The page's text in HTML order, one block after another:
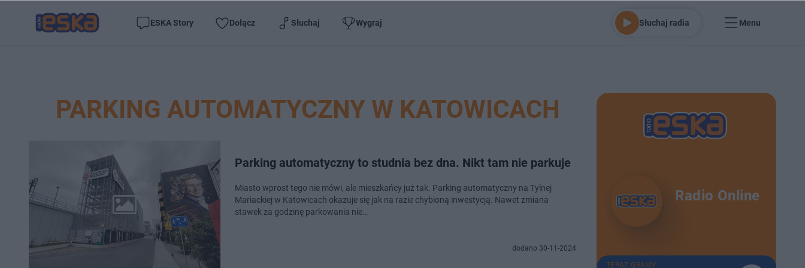
ESKA Story Dołącz Słuchaj Wygraj Słuchaj radia Menu
PARKING AUTOMATYCZNY W KATOWICACH
Parking automatyczny to studnia bez dna. Nikt tam nie parkuje
Miasto wprost tego nie mówi, ale mieszkańcy już tak. Parking automatyczny na Tylnej
Mariackiej w Katowicach okazuje się jak na razie chybioną inwestycją. Nawet zmiana
stawek za godzinę parkowania nie…
dodano 30-11-2024
Radio Online
TERAZ GRAMY